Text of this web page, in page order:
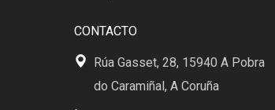
CONTACTO
Rúa Gasset, 28, 15940 A Pobra
do Caramiñal, A Coruña